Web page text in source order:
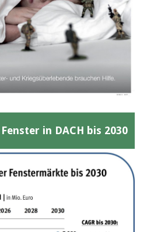
Fenster in DACH bis 2030